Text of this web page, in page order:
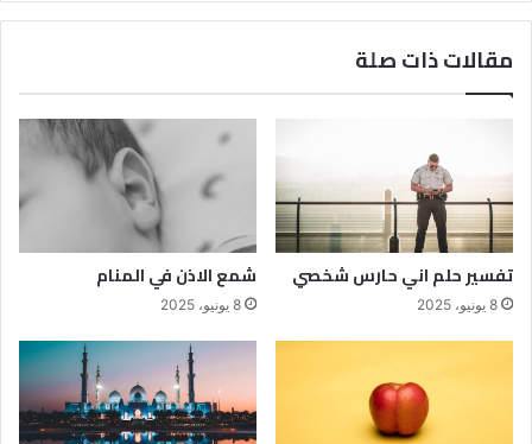
مقالات ذات صلة
تفسير حلم اني حارس شخصي
8 يونيو، 2025
شمع الاذن في المنام
8 يونيو، 2025